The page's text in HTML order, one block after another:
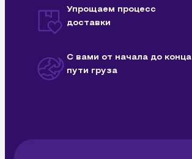
Упрощаем процесс
доставки
С вами от начала до конца
пути груза